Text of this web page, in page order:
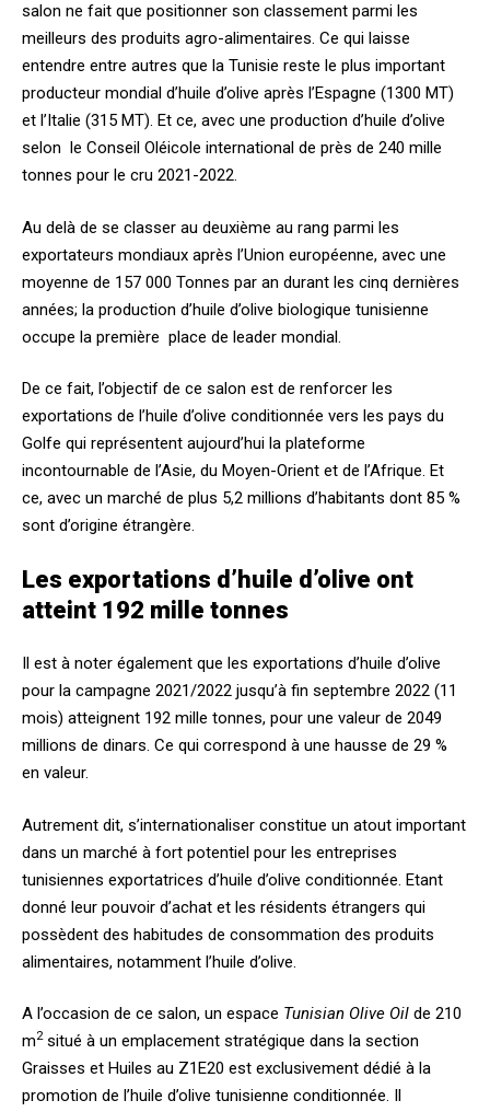
salon ne fait que positionner son classement parmi les
meilleurs des produits agro-alimentaires. Ce qui laisse
entendre entre autres que la Tunisie reste le plus important
producteur mondial d’huile d’olive après l’Espagne (1300 MT)
et l’Italie (315 MT). Et ce, avec une production d’huile d’olive
selon le Conseil Oléicole international de près de 240 mille
tonnes pour le cru 2021-2022.
Au delà de se classer au deuxième au rang parmi les
exportateurs mondiaux après l’Union européenne, avec une
moyenne de 157 000 Tonnes par an durant les cinq dernières
années; la production d’huile d’olive biologique tunisienne
occupe la première place de leader mondial.
De ce fait, l’objectif de ce salon est de renforcer les
exportations de l’huile d’olive conditionnée vers les pays du
Golfe qui représentent aujourd’hui la plateforme
incontournable de l’Asie, du Moyen-Orient et de l’Afrique. Et
ce, avec un marché de plus 5,2 millions d’habitants dont 85 %
sont d’origine étrangère.
Les exportations d’huile d’olive ont
atteint 192 mille tonnes
Il est à noter également que les exportations d’huile d’olive
pour la campagne 2021/2022 jusqu’à fin septembre 2022 (11
mois) atteignent 192 mille tonnes, pour une valeur de 2049
millions de dinars. Ce qui correspond à une hausse de 29 %
en valeur.
Autrement dit, s’internationaliser constitue un atout important
dans un marché à fort potentiel pour les entreprises
tunisiennes exportatrices d’huile d’olive conditionnée. Etant
donné leur pouvoir d’achat et les résidents étrangers qui
possèdent des habitudes de consommation des produits
alimentaires, notamment l’huile d’olive.
A l’occasion de ce salon, un espace Tunisian Olive Oil de 210
m2situé à un emplacement stratégique dans la section
Graisses et Huiles au Z1E20 est exclusivement dédié à la
promotion de l’huile d’olive tunisienne conditionnée. Il